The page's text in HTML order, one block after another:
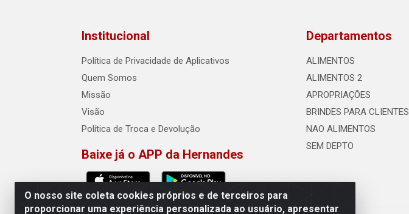
O nosso site coleta cookies próprios e de terceiros para
proporcionar uma experiência personalizada ao usuário, apresentar
Institucional
Política de Privacidade de Aplicativos
Quem Somos
Missão
Visão
Política de Troca e Devolução
Baixe já o APP da Hernandes
Departamentos
ALIMENTOS
ALIMENTOS 2
APROPRIAÇÕES
BRINDES PARA CLIENTES
NAO ALIMENTOS
SEM DEPTO